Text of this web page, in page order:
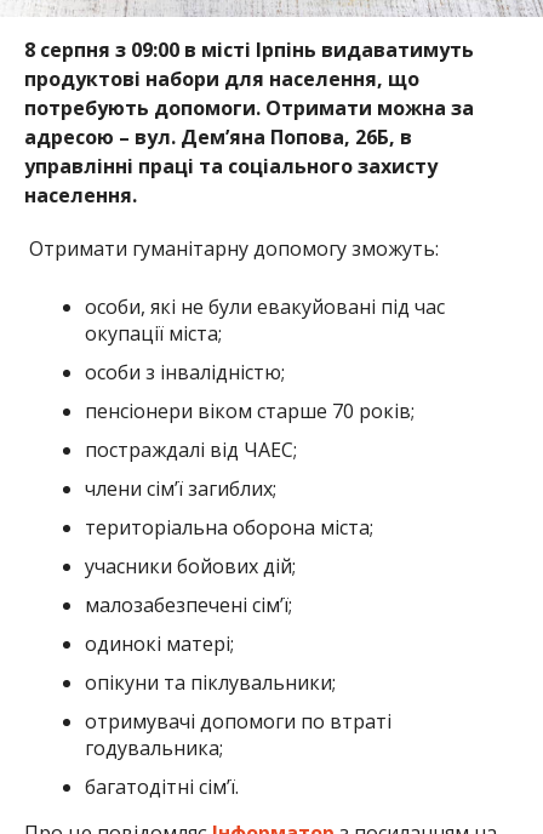
8 серпня з 09:00 в місті Ірпінь видаватимуть
продуктові набори для населення, що
потребують допомоги. Отримати можна за
адресою – вул. Дем’яна Попова, 26Б, в
управлінні праці та соціального захисту
населення.
Отримати гуманітарну допомогу зможуть:
особи, які не були евакуйовані під час
окупації міста;
особи з інвалідністю;
пенсіонери віком старше 70 років;
постраждалі від ЧАЕС;
члени сім’ї загиблих;
територіальна оборона міста;
учасники бойових дій;
малозабезпечені сім’ї;
одинокі матері;
опікуни та піклувальники;
отримувачі допомоги по втраті
годувальника;
багатодітні сім’ї.